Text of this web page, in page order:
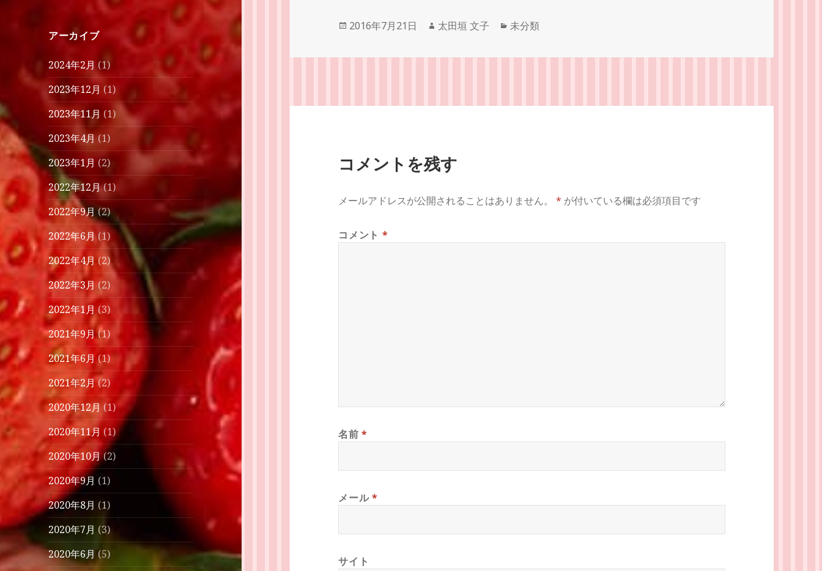
アーカイブ
2024年2月 (1)
2023年12月 (1)
2023年11月 (1)
2023年4月(1)
2023年1月 (2)
2022年12月(1)
2022年9月(2)
2022年6月(1)
2022年4月 (2)
2022年3月(2)
2022年1月(3)
2021年9月(1)
2021年6月 (1)
2021年2月(2)
2020年12月(1)
2020年11月 (1)
2020年10月(2)
2020年9月 (1)
2020年8月 (1)
2020年7月 (3)
2020年6月 (5)
投
日:
2016年7月21日
作
者
太田垣 文子
カ
ゴ
未分類
コメントを残す
メールアドレスが公開されることはありません。 * が付いている欄は必須項目です
コメント *
名前*
メール*
サイト